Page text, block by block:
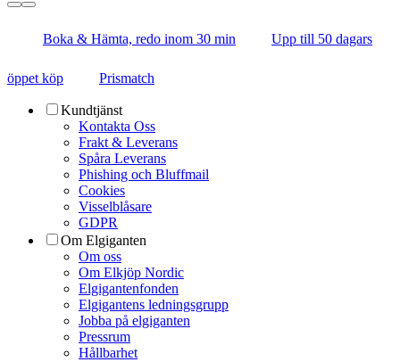
Boka & Hämta, redo inom 30 min Upp till 50 dagars
öppet köp Prismatch
Kundtjänst
Kontakta Oss
Frakt & Leverans
Spåra Leverans
Phishing och Bluffmail
Cookies
Visselblåsare
GDPR
Om Elgiganten
Om oss
Om Elkjöp Nordic
Elgigantenfonden
Elgigantens ledningsgrupp
Jobba på elgiganten
Pressrum
Hållbarhet